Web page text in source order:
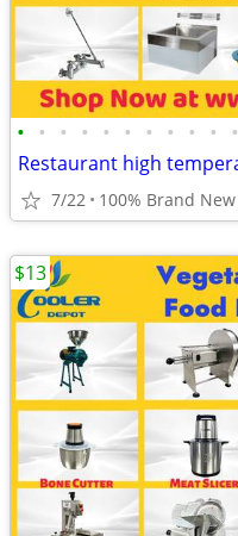
• • • • • • • • • • •
7/22 100% Brand New
$13